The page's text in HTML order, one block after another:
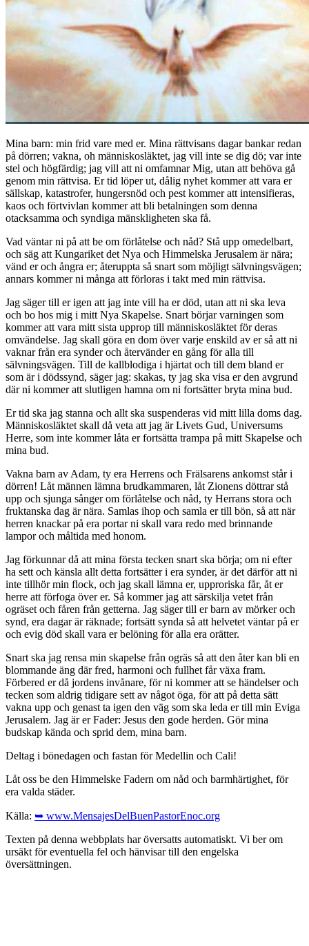
Mina barn: min frid vare med er. Mina rättvisans dagar bankar redan
på dörren; vakna, oh människosläktet, jag vill inte se dig dö; var inte
stel och högfärdig; jag vill att ni omfamnar Mig, utan att behöva gå
genom min rättvisa. Er tid löper ut, dålig nyhet kommer att vara er
sällskap, katastrofer, hungersnöd och pest kommer att intensifieras,
kaos och förtvivlan kommer att bli betalningen som denna
otacksamma och syndiga mänskligheten ska få.
Vad väntar ni på att be om förlåtelse och nåd? Stå upp omedelbart,
och säg att Kungariket det Nya och Himmelska Jerusalem är nära;
vänd er och ångra er; återuppta så snart som möjligt sälvningsvägen;
annars kommer ni många att förloras i takt med min rättvisa.
Jag säger till er igen att jag inte vill ha er död, utan att ni ska leva
och bo hos mig i mitt Nya Skapelse. Snart börjar varningen som
kommer att vara mitt sista upprop till människosläktet för deras
omvändelse. Jag skall göra en dom över varje enskild av er så att ni
vaknar från era synder och återvänder en gång för alla till
sälvningsvägen. Till de kallblodiga i hjärtat och till dem bland er
som är i dödssynd, säger jag: skakas, ty jag ska visa er den avgrund
där ni kommer att slutligen hamna om ni fortsätter bryta mina bud.
Er tid ska jag stanna och allt ska suspenderas vid mitt lilla doms dag.
Människosläktet skall då veta att jag är Livets Gud, Universums
Herre, som inte kommer låta er fortsätta trampa på mitt Skapelse och
mina bud.
Vakna barn av Adam, ty era Herrens och Frälsarens ankomst står i
dörren! Låt männen lämna brudkammaren, låt Zionens döttrar stå
upp och sjunga sånger om förlåtelse och nåd, ty Herrans stora och
fruktanska dag är nära. Samlas ihop och samla er till bön, så att när
herren knackar på era portar ni skall vara redo med brinnande
lampor och måltida med honom.
Jag förkunnar då att mina första tecken snart ska börja; om ni efter
ha sett och känsla allt detta fortsätter i era synder, är det därför att ni
inte tillhör min flock, och jag skall lämna er, upproriska får, åt er
herre att förfoga över er. Så kommer jag att särskilja vetet från
ogräset och fåren från getterna. Jag säger till er barn av mörker och
synd, era dagar är räknade; fortsätt synda så att helvetet väntar på er
och evig död skall vara er belöning för alla era orätter.
Snart ska jag rensa min skapelse från ogräs så att den åter kan bli en
blommande äng där fred, harmoni och fullhet får växa fram.
Förbered er då jordens invånare, för ni kommer att se händelser och
tecken som aldrig tidigare sett av något öga, för att på detta sätt
vakna upp och genast ta igen den väg som ska leda er till min Eviga
Jerusalem. Jag är er Fader: Jesus den gode herden. Gör mina
budskap kända och sprid dem, mina barn.
Deltag i bönedagen och fastan för Medellin och Cali!
Låt oss be den Himmelske Fadern om nåd och barmhärtighet, för
era valda städer.
Källa: ➥ www.MensajesDelBuenPastorEnoc.org
Texten på denna webbplats har översatts automatiskt. Vi ber om
ursäkt för eventuella fel och hänvisar till den engelska
översättningen.